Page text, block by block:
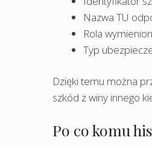
Nazwa TU
Rola
Typ
Dzięki temu można
szkód z winy innego
Po co komu